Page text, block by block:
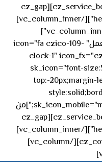
الشيخ محمد بن راشد – دبي[/cz_service_box][cz_gap
height="0px" height_tablet="50px"][/vc_column_inner]
[vc_column_inner offset="vc_col-md-4"]
[cz_service_box title="ساعات العمل" icon="fa czico-109-
clock-1"
sk_icon="font-
top:-20px;margin-
sk_icon_mobile="margin-right:0px;margin-left:0px;"]من
الاثنين إلى الجمعة ٩:٠٠ - ١٧:٠٠[/cz_service_box][cz_gap
height="0px" height_tablet="50px"][/vc_column_inner]
[/vc_row_inner][/cz_content_box][/vc_column]